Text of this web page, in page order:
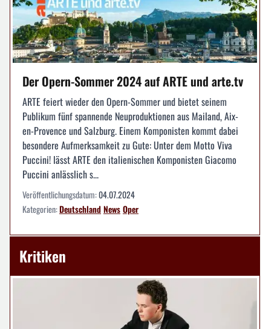
Der Opern-Sommer 2024 auf ARTE und arte.tv
ARTE feiert wieder den Opern-Sommer und bietet seinem
Publikum fünf spannende Neuproduktionen aus Mailand, Aix-
en-Provence und Salzburg. Einem Komponisten kommt dabei
besondere Aufmerksamkeit zu Gute: Unter dem Motto Viva
Puccini! lässt ARTE den italienischen Komponisten Giacomo
Puccini anlässlich s...
Veröffentlichungsdatum:04.07.2024
Kategorien:DeutschlandNewsOper
Kritiken